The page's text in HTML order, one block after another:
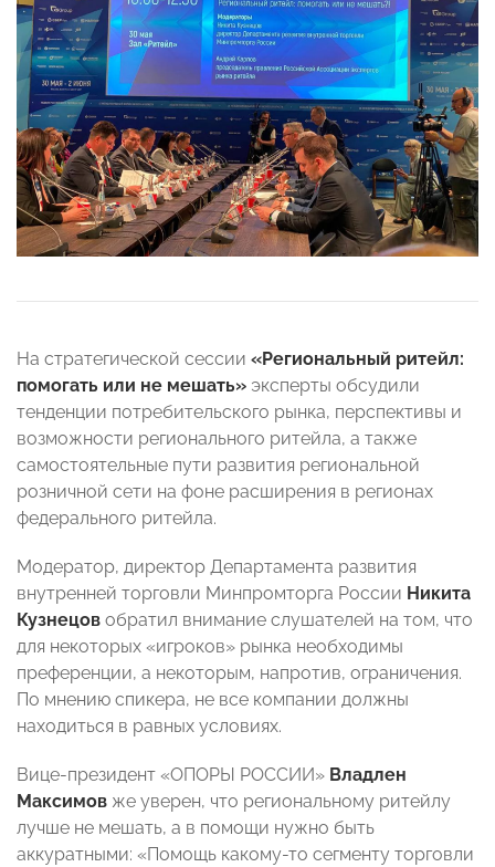
На стратегической сессии «Региональный ритейл:
помогать или не мешать» эксперты обсудили
тенденции потребительского рынка, перспективы и
возможности регионального ритейла, а также
самостоятельные пути развития региональной
розничной сети на фоне расширения в регионах
федерального ритейла.
Модератор, директор Департамента развития
внутренней торговли Минпромторга России Никита
Кузнецов обратил внимание слушателей на том, что
для некоторых «игроков» рынка необходимы
преференции, а некоторым, напротив, ограничения.
По мнению спикера, не все компании должны
находиться в равных условиях.
Вице-президент «ОПОРЫ РОССИИ» Владлен
Максимов же уверен, что региональному ритейлу
лучше не мешать, а в помощи нужно быть
аккуратными: «Помощь какому-то сегменту торговли